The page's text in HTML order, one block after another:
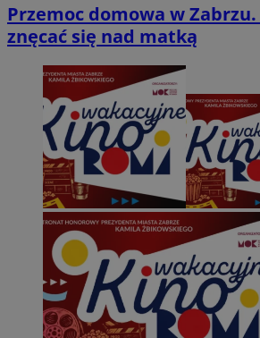
Przemoc domowa w
znęcać się nad matką